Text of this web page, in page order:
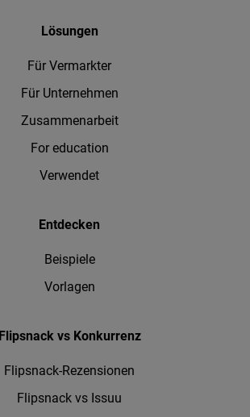
Lösungen
Für Vermarkter
Für Unternehmen
Zusammenarbeit
For education
Verwendet
Entdecken
Beispiele
Vorlagen
Flipsnack vs Konkurrenz
Flipsnack-Rezensionen
Flipsnack vs Issuu